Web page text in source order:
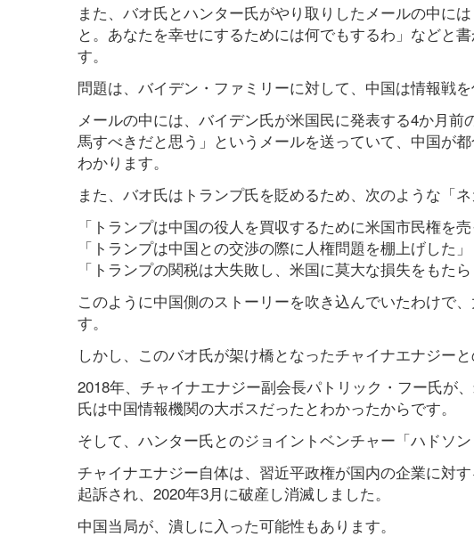
また、バオ氏とハンター氏がやり取りしたメールの中に
と。あなたを幸せにするためには何でもするわ」などと
す。
問題は、バイデン・ファミリーに対して、中国は情報戦
メールの中には、バイデン氏が米国民に発表する4か月
馬すべきだと思う」というメールを送っていて、中国が
わかります。
また、バオ氏はトランプ氏を貶めるため、次のような「
「トランプは中国の役人を買収するために米国市民権を売
「トランプは中国との交渉の際に人権問題を棚上げした」
「トランプの関税は大失敗し、米国に莫大な損失をもたら
このように中国側のストーリーを吹き込んでいたわけで
す。
しかし、このバオ氏が架け橋となったチャイナエナジー
2018年、チャイナエナジー副会長パトリック・フー氏が
氏は中国情報機関の大ボスだったとわかったからです。
そして、ハンター氏とのジョイントベンチャー「ハドソ
チャイナエナジー自体は、習近平政権が国内の企業に対
起訴され、2020年3月に破産し消滅しました。
中国当局が、潰しに入った可能性もあります。